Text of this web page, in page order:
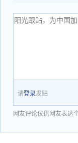
请登录发贴
网友评论仅供网友表达